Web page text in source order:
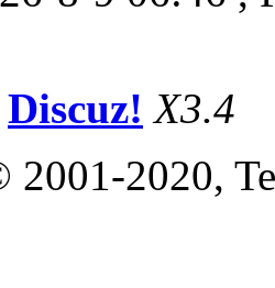
Discuz! X3.4
2020,